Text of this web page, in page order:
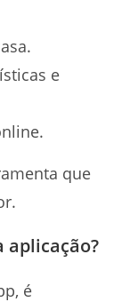
e
que
aplicação?
é